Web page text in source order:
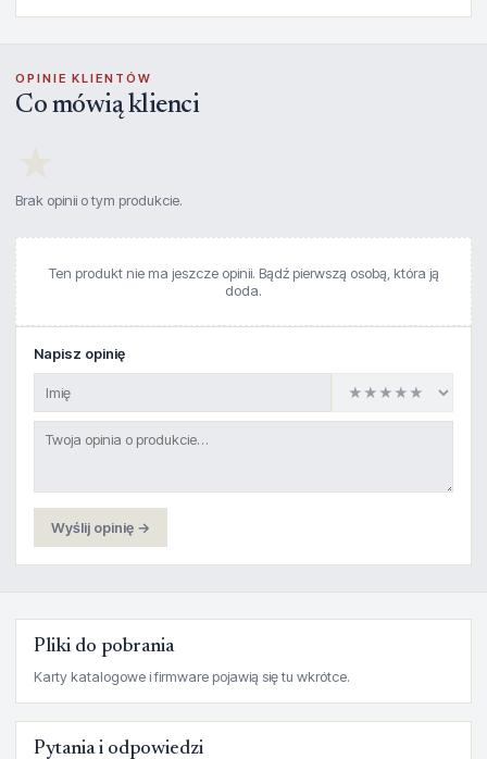
OPINIE KLIENTÓW
Co mówią klienci
Brak opinii o tym produkcie.
Ten produkt nie ma jeszcze opinii. Bądź pierwszą osobą, która ją
doda.
Napisz opinię
Wyślij opinię →
Pliki do pobrania
Karty katalogowe i firmware pojawią się tu wkrótce.
Pytania i odpowiedzi